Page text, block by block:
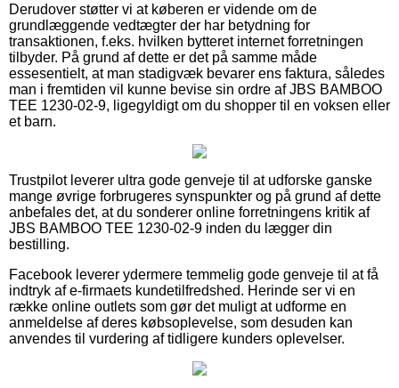
Derudover støtter vi at køberen er vidende om de
grundlæggende vedtægter der har betydning for
transaktionen, f.eks. hvilken bytteret internet forretningen
tilbyder. På grund af dette er det på samme måde
essesentielt, at man stadigvæk bevarer ens faktura, således
man i fremtiden vil kunne bevise sin ordre af JBS BAMBOO
TEE 1230-02-9, ligegyldigt om du shopper til en voksen eller
et barn.
Trustpilot leverer ultra gode genveje til at udforske ganske
mange øvrige forbrugeres synspunkter og på grund af dette
anbefales det, at du sonderer online forretningens kritik af
JBS BAMBOO TEE 1230-02-9 inden du lægger din
bestilling.
Facebook leverer ydermere temmelig gode genveje til at få
indtryk af e-firmaets kundetilfredshed. Herinde ser vi en
række online outlets som gør det muligt at udforme en
anmeldelse af deres købsoplevelse, som desuden kan
anvendes til vurdering af tidligere kunders oplevelser.